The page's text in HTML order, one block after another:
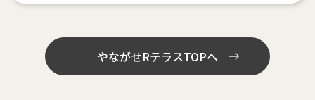
やながせRテラスTOPへ